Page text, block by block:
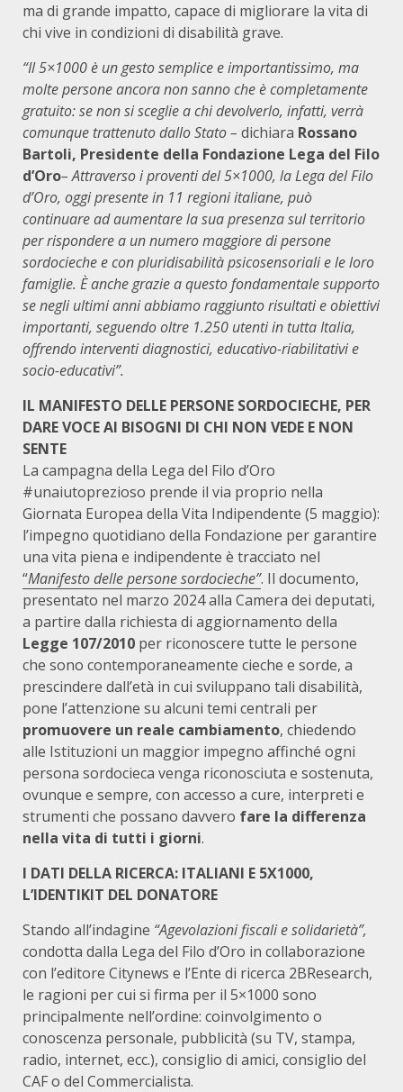
ma di grande impatto, capace di migliorare la vita di
chi vive in condizioni di disabilità grave.
“Il 5×1000 è un gesto semplice e importantissimo, ma
molte persone ancora non sanno che è completamente
gratuito: se non si sceglie a chi devolverlo, infatti, verrà
comunque trattenuto dallo Stato – dichiara Rossano
Bartoli, Presidente della Fondazione Lega del Filo
d’Oro– Attraverso i proventi del 5×1000, la Lega del Filo
d’Oro, oggi presente in 11 regioni italiane, può
continuare ad aumentare la sua presenza sul territorio
per rispondere a un numero maggiore di persone
sordocieche e con pluridisabilità psicosensoriali e le loro
famiglie. È anche grazie a questo fondamentale supporto
se negli ultimi anni abbiamo raggiunto risultati e obiettivi
importanti, seguendo oltre 1.250 utenti in tutta Italia,
offrendo interventi diagnostici, educativo-riabilitativi e
socio-educativi”.
IL MANIFESTO DELLE PERSONE SORDOCIECHE, PER
DARE VOCE AI BISOGNI DI CHI NON VEDE E NON
SENTE
La campagna della Lega del Filo d’Oro
#unaiutoprezioso prende il via proprio nella
Giornata Europea della Vita Indipendente (5 maggio):
l’impegno quotidiano della Fondazione per garantire
una vita piena e indipendente è tracciato nel
“Manifesto delle persone sordocieche”. Il documento,
presentato nel marzo 2024 alla Camera dei deputati,
a partire dalla richiesta di aggiornamento della
Legge 107/2010 per riconoscere tutte le persone
che sono contemporaneamente cieche e sorde, a
prescindere dall’età in cui sviluppano tali disabilità,
pone l’attenzione su alcuni temi centrali per
promuovere un reale cambiamento, chiedendo
alle Istituzioni un maggior impegno affinché ogni
persona sordocieca venga riconosciuta e sostenuta,
ovunque e sempre, con accesso a cure, interpreti e
strumenti che possano davvero fare la differenza
nella vita di tutti i giorni.
I DATI DELLA RICERCA: ITALIANI E 5X1000,
L’IDENTIKIT DEL DONATORE
Stando all’indagine “Agevolazioni fiscali e solidarietà”,
condotta dalla Lega del Filo d’Oro in collaborazione
con l’editore Citynews e l’Ente di ricerca 2BResearch,
le ragioni per cui si firma per il 5×1000 sono
principalmente nell’ordine: coinvolgimento o
conoscenza personale, pubblicità (su TV, stampa,
radio, internet, ecc.), consiglio di amici, consiglio del
CAF o del Commercialista.